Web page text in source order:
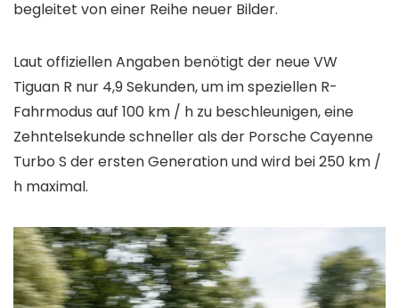
begleitet von einer Reihe neuer Bilder.
Laut offiziellen Angaben benötigt der neue VW
Tiguan R nur 4,9 Sekunden, um im speziellen R-
Fahrmodus auf 100 km / h zu beschleunigen, eine
Zehntelsekunde schneller als der Porsche Cayenne
Turbo S der ersten Generation und wird bei 250 km /
h maximal.